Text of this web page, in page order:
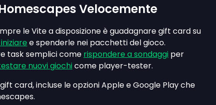
Velocemente
le Vite a disposizione è guadagnare gift card su
e spenderle nei pacchetti del gioco.
task semplici come rispondere a sondaggi per
nuovi giochicome player-tester.
card, incluse le opzioni Apple e Google Play che